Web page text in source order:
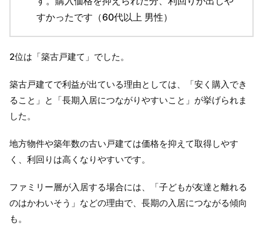
すかったです（60代以上 男性）
2位は「築古戸建て」でした。
築古戸建てで利益が出ている理由としては、「安く購入でき
ること」と「長期入居につながりやすいこと」が挙げられま
した。
地方物件や築年数の古い戸建ては価格を抑えて取得しやす
く、利回りは高くなりやすいです。
ファミリー層が入居する場合には、「子どもが友達と離れる
のはかわいそう」などの理由で、長期の入居につながる傾向
も。